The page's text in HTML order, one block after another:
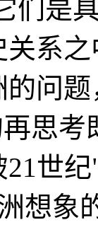
们是
系
的问
思考
世
想象